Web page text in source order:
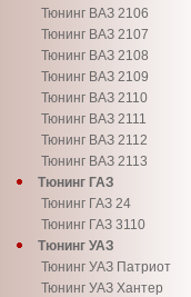
Тюнинг ВАЗ 2106
Тюнинг ВАЗ 2107
Тюнинг ВАЗ 2108
Тюнинг ВАЗ 2109
Тюнинг ВАЗ 2110
Тюнинг ВАЗ 2111
Тюнинг ВАЗ 2112
Тюнинг ВАЗ 2113
Тюнинг ГАЗ
Тюнинг ГАЗ 24
Тюнинг ГАЗ 3110
Тюнинг УАЗ
Тюнинг УАЗ Патриот
Тюнинг УАЗ Хантер